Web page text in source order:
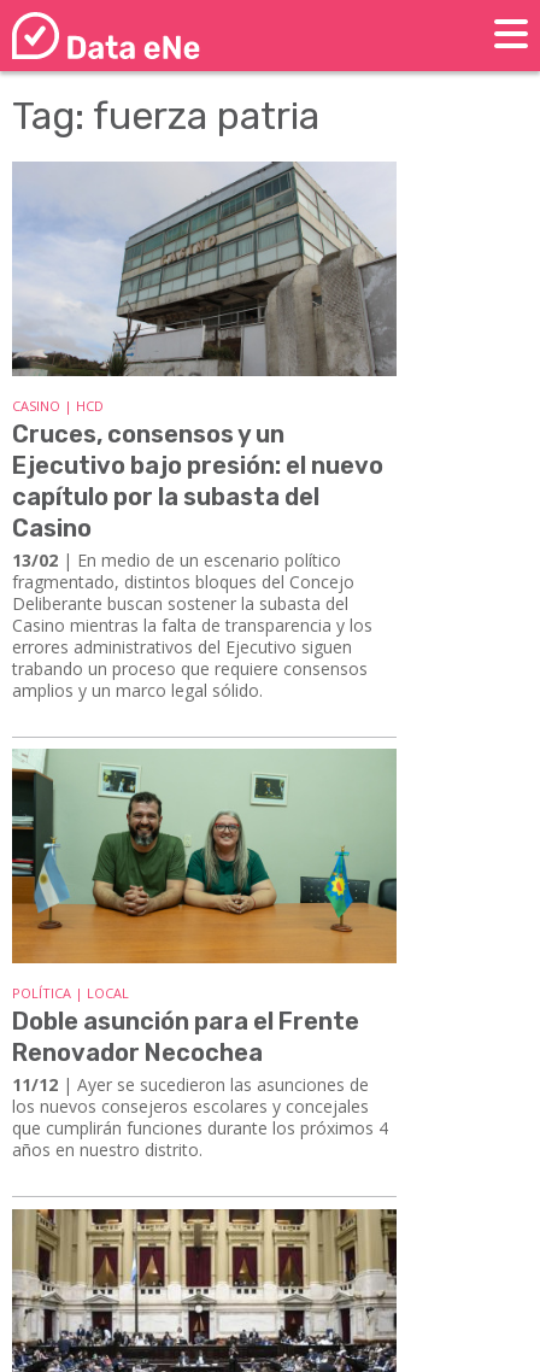
Tag: fuerza patria
CASINO | HCD
Cruces, consensos y un
Ejecutivo bajo presión: el nuevo
capítulo por la subasta del
Casino
13/02 | En medio de un escenario político
fragmentado, distintos bloques del Concejo
Deliberante buscan sostener la subasta del
Casino mientras la falta de transparencia y los
errores administrativos del Ejecutivo siguen
trabando un proceso que requiere consensos
amplios y un marco legal sólido.
POLÍTICA | LOCAL
Doble asunción para el Frente
Renovador Necochea
11/12 | Ayer se sucedieron las asunciones de
los nuevos consejeros escolares y concejales
que cumplirán funciones durante los próximos 4
años en nuestro distrito.